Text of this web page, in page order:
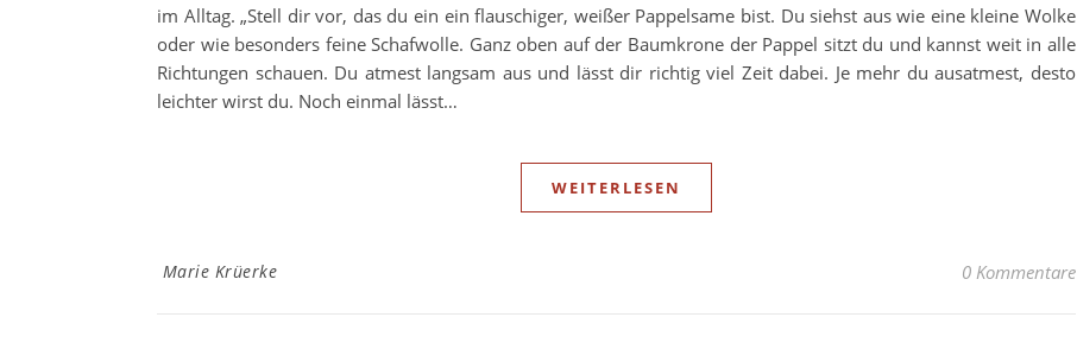
im Alltag. „Stell dir vor, das du ein ein flauschiger, weißer Pappelsame bist. Du siehst aus wie eine kleine Wolke
oder wie besonders feine Schafwolle. Ganz oben auf der Baumkrone der Pappel sitzt du und kannst weit in alle
Richtungen schauen. Du atmest langsam aus und lässt dir richtig viel Zeit dabei. Je mehr du ausatmest, desto
leichter wirst du. Noch einmal lässt…
WEITERLESEN
Marie Krüerke 0 Kommentare